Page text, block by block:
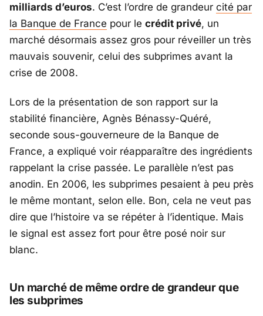
milliards d’euros. C’est l’ordre de grandeur cité par
la Banque de France pour le crédit privé, un
marché désormais assez gros pour réveiller un très
mauvais souvenir, celui des subprimes avant la
crise de 2008.
Lors de la présentation de son rapport sur la
stabilité financière, Agnès Bénassy-Quéré,
seconde sous-gouverneure de la Banque de
France, a expliqué voir réapparaître des ingrédients
rappelant la crise passée. Le parallèle n’est pas
anodin. En 2006, les subprimes pesaient à peu près
le même montant, selon elle. Bon, cela ne veut pas
dire que l’histoire va se répéter à l’identique. Mais
le signal est assez fort pour être posé noir sur
blanc.
Un marché de même ordre de grandeur que
les subprimes